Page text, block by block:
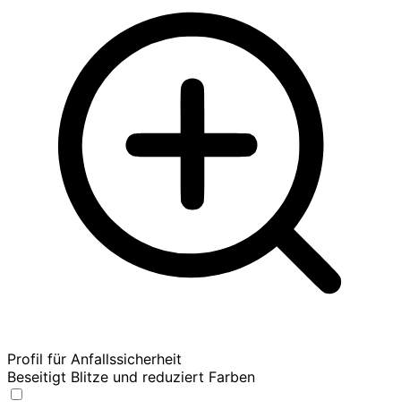
Profil für Anfallssicherheit
Beseitigt Blitze und reduziert Farben